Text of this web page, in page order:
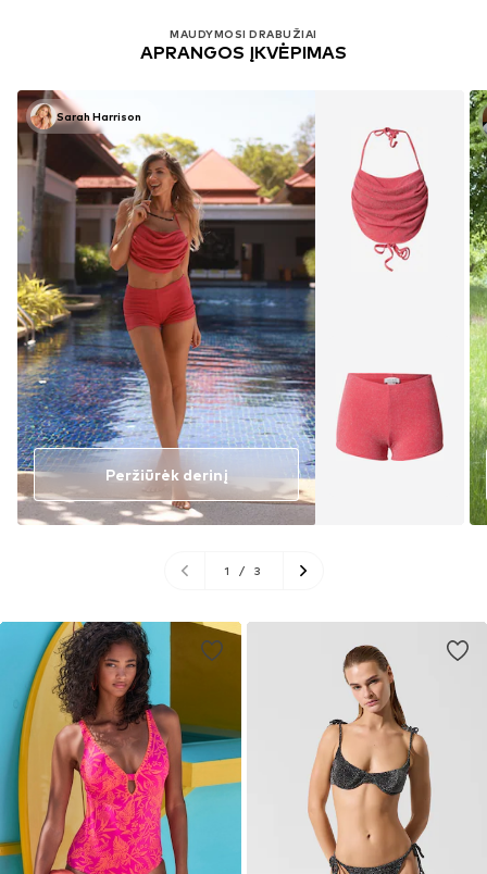
MAUDYMOSI DRABUŽIAI
APRANGOS ĮKVĖPIMAS
Sarah Harrison
Peržiūrėk derinį
1 / 3